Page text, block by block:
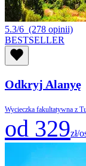
5.3/6 (278 opinii)
BESTSELLER
Odkryj Alanyę
Wycieczka fakultatywna z
od 329zł/